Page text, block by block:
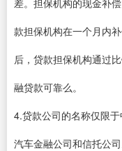
款担保机构在一个月内
后，贷款担保机构通过
融贷款可靠么。
4.贷款公司的名称仅限于
汽车金融公司和信托公